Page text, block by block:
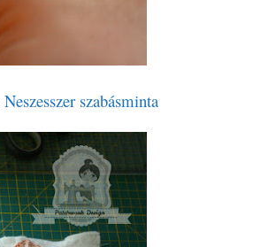
Neszesszer szabásminta